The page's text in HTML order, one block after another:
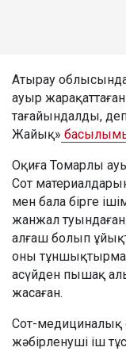
Атырау
ауыр
тағайындалды,
Жайық»
Оқиға Томарлы
Сот
мен бала бірге
жанжал
алғаш болып
оны
асүйден пышақ
жасаған.
Сот-медициналық
жәбірленуші іш